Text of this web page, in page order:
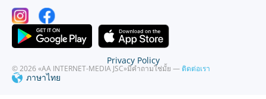
© 2026 «AA INTERNET-MEDIA JSC»มีคำถามใช่มั้ย — ติดต่อเรา
ภาษาไทย
Privacy Policy